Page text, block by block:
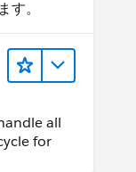
す。
all
for